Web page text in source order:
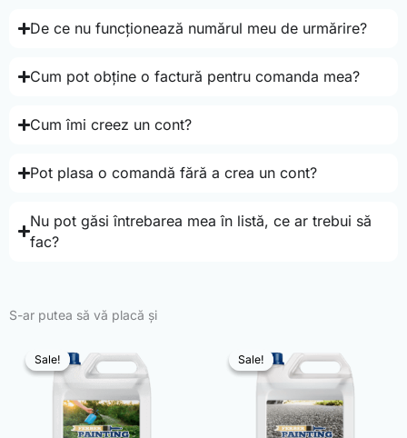
De ce nu funcționează numărul meu de urmărire?
Cum pot obține o factură pentru comanda mea?
Cum îmi creez un cont?
Pot plasa o comandă fără a crea un cont?
Nu pot găsi întrebarea mea în listă, ce ar trebui să
fac?
S-ar putea să vă placă și
Sale!
Sale! Sale!
Sale!